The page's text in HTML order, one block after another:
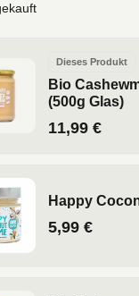
Dieses Produkt
Bio
(500g Glas)
11,99 €
Happy
5,99 €